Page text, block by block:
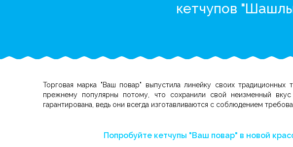
кетчупов
Торговая марка "Ваш повар" выпустила линейку своих
прежнему популярны потому, что сохранили свой неизменный
гарантирована, ведь они всегда изготавливаются с соблюдением
Попробуйте кетчупы "Ваш повар" в новой